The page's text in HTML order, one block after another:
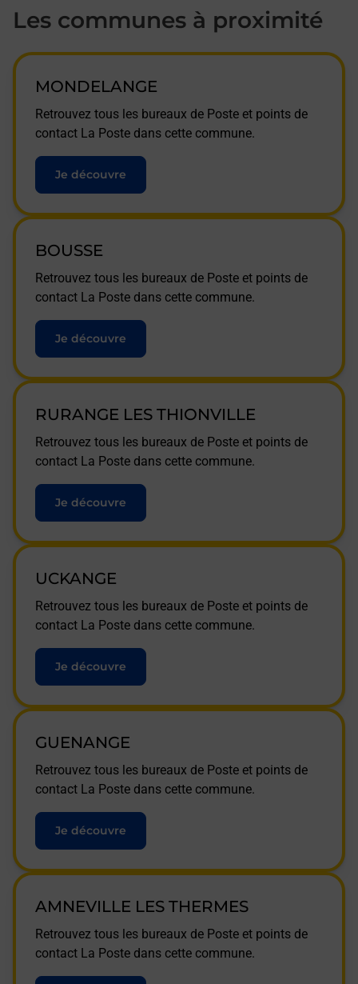
Les communes à proximité
MONDELANGE
Retrouvez tous les bureaux de Poste et points de
contact La Poste dans cette commune.
Je découvre
BOUSSE
Retrouvez tous les bureaux de Poste et points de
contact La Poste dans cette commune.
Je découvre
RURANGE LES THIONVILLE
Retrouvez tous les bureaux de Poste et points de
contact La Poste dans cette commune.
Je découvre
UCKANGE
Retrouvez tous les bureaux de Poste et points de
contact La Poste dans cette commune.
Je découvre
GUENANGE
Retrouvez tous les bureaux de Poste et points de
contact La Poste dans cette commune.
Je découvre
AMNEVILLE LES THERMES
Retrouvez tous les bureaux de Poste et points de
contact La Poste dans cette commune.